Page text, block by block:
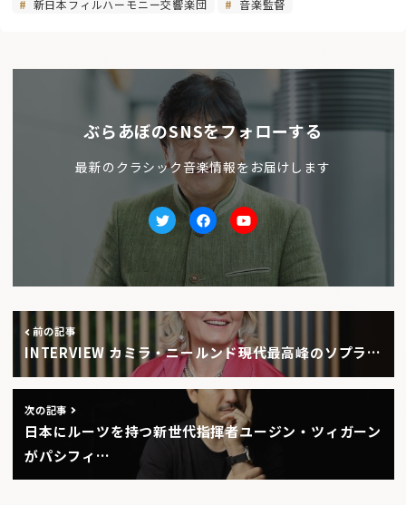
新日本フィルハーモニー交響楽団
音楽監督
ぶらあぼのSNSをフォローする
最新のクラシック音楽情報をお届けします
TwitterfacebookYoutube
前の記事
INTERVIEW カミラ・ニールンド――現代最高峰のソプラ…
次の記事
日本にルーツを持つ新世代指揮者ユージン・ツィガーン
がパシフィ…